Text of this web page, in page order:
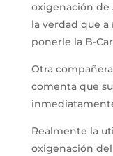
oxigenación de
la verdad que
ponerle la B-
Otra
comenta que
Realmente la
oxigenación